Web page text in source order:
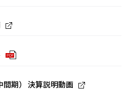
PDF
期） 決算説明動画